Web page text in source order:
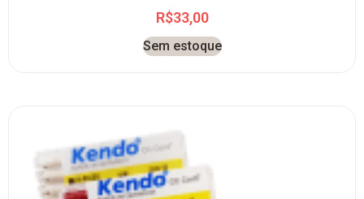
R$33,00
Sem estoque